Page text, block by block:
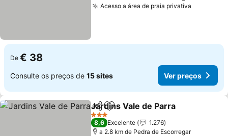
Acesso a área de praia privativa
De € 38
Consulte os preços de 15 sites Ver preços
PartilharAdicionar aos favoritos
Jardins Vale de Parra
3 Estrelas
8,6 Excelente
1.276
a 2.8 km de Pedra de Escorregar